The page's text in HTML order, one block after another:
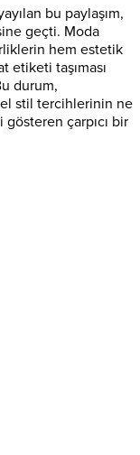
bu paylaşım,
geçti. Moda
hem estetik
etiketi taşıması
durum,
stil tercihlerinin ne
çarpıcı bir